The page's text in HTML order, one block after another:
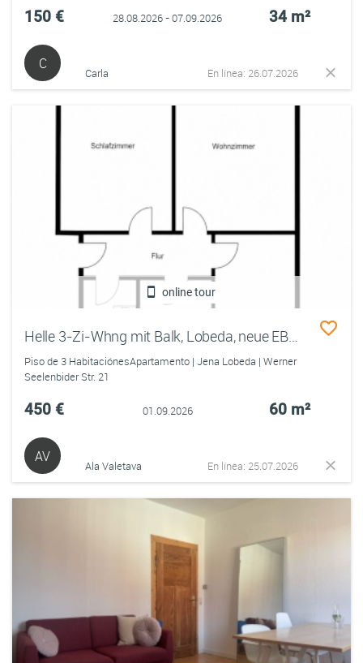
150 € 28.08.2026 - 07.09.2026 34 m²
C
Carla En línea: 26.07.2026
online tour
Helle 3-Zi-Whng mit Balk, Lobeda, neue EBK, Tiefgarage- 350€, 300€, 250€ kalt
Piso de 3 HabitaciónesApartamento | Jena Lobeda | Werner
Seelenbider Str. 21
450 € 01.09.2026 60 m²
AV
Ala Valetava En línea: 25.07.2026